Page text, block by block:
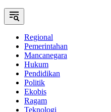
Regional
Pemerintahan
Mancanegara
Hukum
Pendidikan
Politik
Ekobis
Ragam
Teknologi